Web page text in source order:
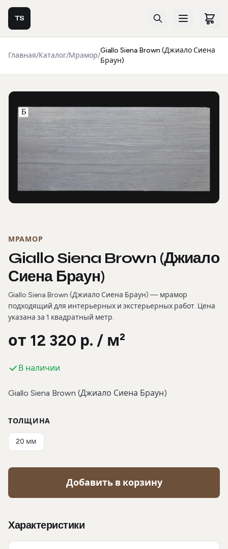
TS
Главная/Каталог/Мрамор/
Giallo Siena Brown (Джиало Сиена
Браун)
МРАМОР
Giallo Siena Brown (Джиало
Сиена Браун)
Giallo Siena Brown (Джиало Сиена Браун) — мрамор
подходящий для интерьерных и экстерьерных работ. Цена
указана за 1 квадратный метр.
от 12 320 р. / м²
В наличии
Giallo Siena Brown (Джиало Сиена Браун)
ТОЛЩИНА
20 мм
Добавить в корзину
Характеристики